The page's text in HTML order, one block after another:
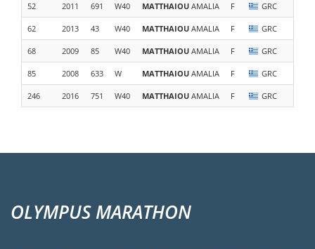
52 2011 691 W40 MATTHAIOU AMALIA F GRC
62 2013 43 W40 MATTHAIOU AMALIA F GRC
68 2009 85 W40 MATTHAIOU AMALIA F GRC
85 2008 633 W MATTHAIOU AMALIA F GRC
246 2016 751 W40 MATTHAIOU AMALIA F GRC
OLYMPUS MARATHON